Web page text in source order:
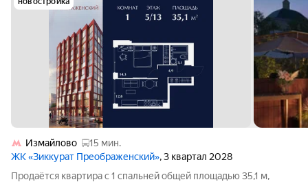
Измайлово
15 мин.
ЖК «Зиккурат Преображенский», 3 квартал 2028
Продаётся квартира с 1 спальней общей площадью 35,1 м,